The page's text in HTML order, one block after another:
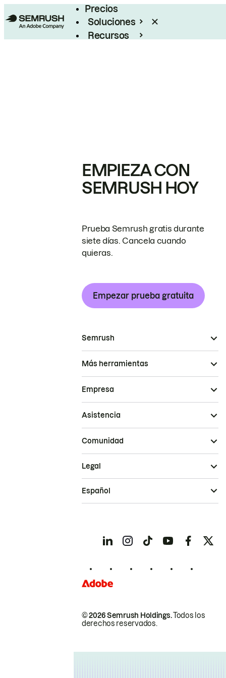
Precios
Soluciones
Recursos
EMPIEZA CON
SEMRUSH HOY
Prueba Semrush gratis durante
siete días. Cancela cuando
quieras.
Empezar prueba gratuita
Semrush
Más herramientas
Empresa
Asistencia
Comunidad
© 2026 Semrush Holdings.Todos los
derechos reservados.
Legal
Español